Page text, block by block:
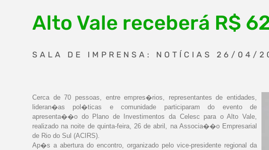
Alto Vale receberá R$
SALA DE IMPRENSA: NOTÍCIAS 26/04/
Cerca de 70 pessoas, entre empres�rios, representantes de entidades,
lideran�as pol�ticas e comunidade participaram do evento de
apresenta��o do Plano de Investimentos da Celesc para o Alto Vale,
realizado na noite de quinta-feira, 26 de abril, na Associa��o Empresarial
de Rio do Sul (ACIRS).
Ap�s a abertura do encontro, organizado pelo vice-presidente regional da